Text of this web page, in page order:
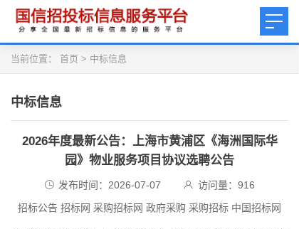
当前位置： 首页 > 中标信息
中标信息
2026年度最新公告：上海市黄浦区《海洲国际华
园》物业服务项目协议选聘公告
发布时间：2026-07-07 访问量： 916
招标公告 招标网 采购招标网 政府采购 采购招标 中国招标网